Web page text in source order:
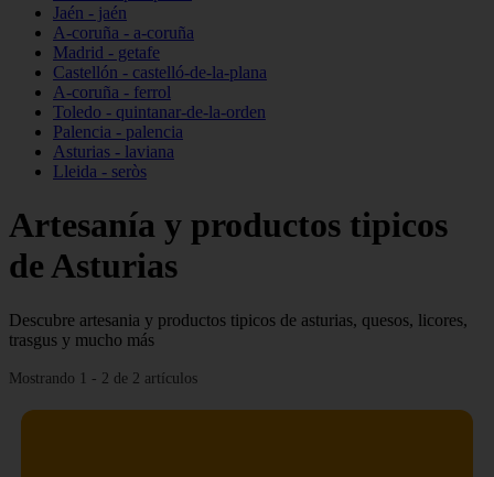
Jaén - jaén
A-coruña - a-coruña
Madrid - getafe
Castellón - castelló-de-la-plana
A-coruña - ferrol
Toledo - quintanar-de-la-orden
Palencia - palencia
Asturias - laviana
Lleida - seròs
Artesanía y productos tipicos
de Asturias
Descubre artesania y productos tipicos de asturias, quesos, licores,
trasgus y mucho más
Mostrando 1 - 2 de 2 artículos